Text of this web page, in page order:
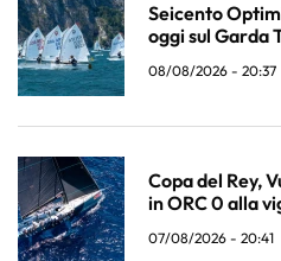
Seicento
oggi sul Garda
08/08/2026 - 20:37
Copa del Rey,
in ORC 0 alla
07/08/2026 - 20:41